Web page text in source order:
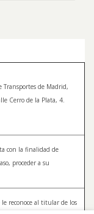
Transportes de Madrid,
Cerro de la Plata, 4.
con la finalidad de
proceder a su
reconoce al titular de los